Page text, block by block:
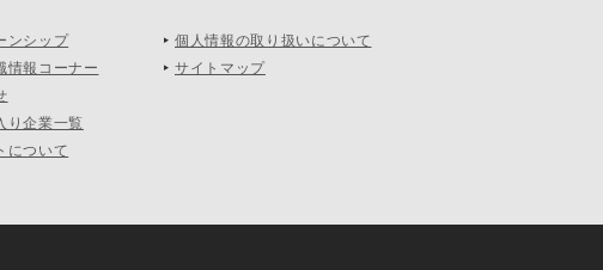
ンシップ
情報コーナー
り企業一覧
について
個人情報の取り扱いについて
サイトマップ